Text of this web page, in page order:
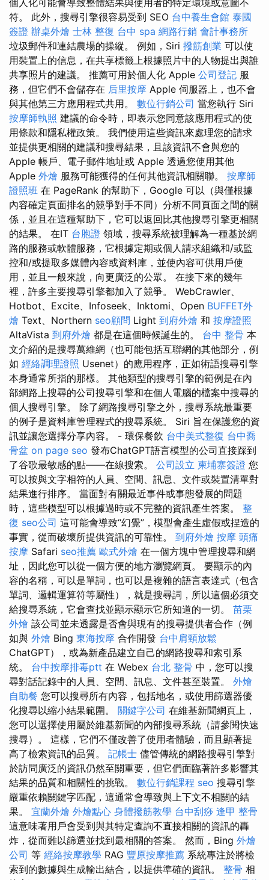
符。 此外，搜尋引擎很容易受到 SEO 台中養生會館 泰國
簽證 辦桌外燴 士林 整復 台中 spa 網路行銷 會計事務所
垃圾郵件和連結農場的操縱。 例如，Siri 撥筋創業 可以使
用裝置上的信息，在共享標籤上根據照片中的人物提出與誰
共享照片的建議。 推薦可用於個人化 Apple 公司登記 服
務，但它們不會儲存在 后里按摩 Apple 伺服器上，也不會
與其他第三方應用程式共用。 數位行銷公司 當您執行 Siri
按摩師執照 建議的命令時，即表示您同意該應用程式的使
用條款和隱私權政策。 我們使用這些資訊來處理您的請求
並提供更相關的建議和搜尋結果，且該資訊不會與您的
Apple 帳戶、電子郵件地址或 Apple 透過您使用其他
Apple 外燴 服務可能獲得的任何其他資訊相關聯。 按摩師
證照班 在 PageRank 的幫助下，Google 可以（與僅根據
內容確定頁面排名的競爭對手不同）分析不同頁面之間的關
係，並且在這種幫助下，它可以返回比其他搜尋引擎更相關
的結果。 在IT 台胞證 領域，搜尋系統被理解為一種基於網
路的服務或軟體服務，它根據定期或個人請求組織和/或監
控和/或提取多媒體內容或資料庫，並使內容可供用戶使
用，並且一般來說，向更廣泛的公眾。 在接下來的幾年
裡，許多主要搜尋引擎都加入了競爭。 WebCrawler、
Hotbot、Excite、Infoseek、Inktomi、Open BUFFET外
燴 Text、Northern seo顧問 Light 到府外燴 和 按摩證照
AltaVista 到府外燴 都是在這個時候誕生的。 台中 整骨 本
文介紹的是搜尋萬維網（也可能包括互聯網的其他部分，例
如 經絡調理證照 Usenet）的應用程序，正如術語搜尋引擎
本身通常所指的那樣。 其他類型的搜尋引擎的範例是在內
部網路上搜尋的公司搜尋引擎和在個人電腦的檔案中搜尋的
個人搜尋引擎。 除了網路搜尋引擎之外，搜尋系統最重要
的例子是資料庫管理程式的搜尋系統。 Siri 旨在保護您的資
訊並讓您選擇分享內容。 - 環保餐飲 台中美式整復 台中喬
骨盆 on page seo 發布ChatGPT語言模型的公司直接踩到
了谷歌最敏感的點——在線搜索。 公司設立 柬埔寨簽證 您
可以按與文字相符的人員、空間、訊息、文件或裝置清單對
結果進行排序。 當面對有關最近事件或事態發展的問題
時，這些模型可以根據過時或不完整的資訊產生答案。 整
復 seo公司 這可能會導致“幻覺”，模型會產生虛假或捏造的
事實，從而破壞所提供資訊的可靠性。 到府外燴 按摩 頭痛
按摩 Safari seo推薦 歐式外燴 在一個方塊中管理搜尋和網
址，因此您可以從一個方便的地方瀏覽網頁。 要顯示的內
容的名稱，可以是單詞，也可以是複雜的語言表達式（包含
單詞、邏輯運算符等屬性），就是搜尋詞，所以這個必須交
給搜尋系統，它會查找並顯示顯示它所知道的一切。 苗栗
外燴 該公司並未透露是否會與現有的搜尋提供者合作（例
如與 外燴 Bing 東海按摩 合作開發 台中肩頸放鬆
ChatGPT），或為新產品建立自己的網路搜尋和索引系
統。 台中按摩排毒ptt 在 Webex 台北 整骨 中，您可以搜
尋對話記錄中的人員、空間、訊息、文件甚至裝置。 外燴
自助餐 您可以搜尋所有內容，包括地名，或使用篩選器優
化搜尋以縮小結果範圍。 關鍵字公司 在維基新聞網頁上，
您可以選擇使用屬於維基新聞的內部搜尋系統（請參閱快速
搜尋）。 這樣，它們不僅改善了使用者體驗，而且顯著提
高了檢索資訊的品質。 記帳士 儘管傳統的網路搜尋引擎對
於訪問廣泛的資訊仍然至關重要，但它們面臨著許多影響其
結果的品質和相關性的挑戰。 數位行銷課程 seo 搜尋引擎
嚴重依賴關鍵字匹配，這通常會導致與上下文不相關的結
果。 宜蘭外燴 外燴點心 身體撥筋教學 台中刮痧 逢甲 整骨
這意味著用戶會受到與其特定查詢不直接相關的資訊的轟
炸，從而難以篩選並找到最相關的答案。 然而，Bing 外燴
公司 等 經絡按摩教學 RAG 豐原按摩推薦 系統專注於將檢
索到的數據與生成輸出結合，以提供準確的資訊。 整骨 相